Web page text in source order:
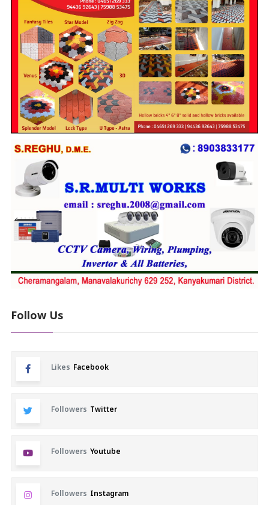
Follow Us
Likes Facebook
Followers Twitter
Followers Youtube
Followers Instagram